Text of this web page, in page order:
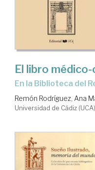
El libro
en la Biblioteca del
Remón Rodríguez, Ana
Universidad de Cádiz